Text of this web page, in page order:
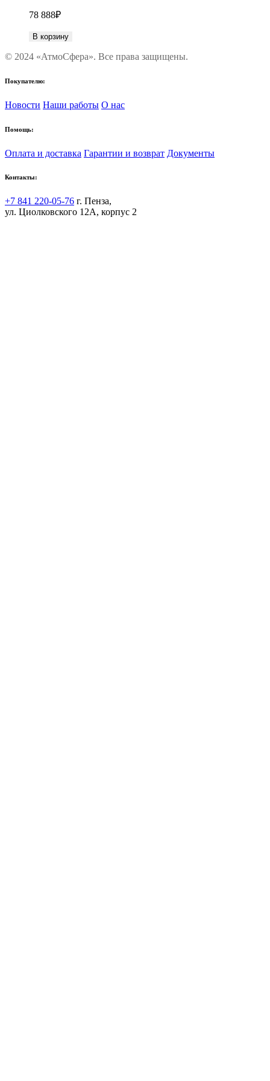
78 888₽
В корзину
© 2024 «АтмоСфера». Все права защищены.
Покупателю:
Новости Наши работы О нас
Помощь:
Оплата и доставка Гарантии и возврат Документы
Контакты:
+7 841 220-05-76 г. Пенза,
ул. Циолковского 12А, корпус 2